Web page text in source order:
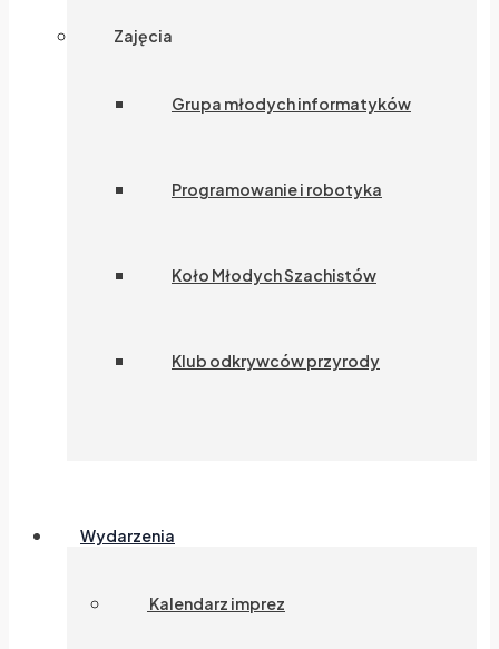
Zajęcia
Grupa młodych informatyków
Programowanie i robotyka
Koło Młodych Szachistów
Klub odkrywców przyrody
Wydarzenia
Kalendarz imprez